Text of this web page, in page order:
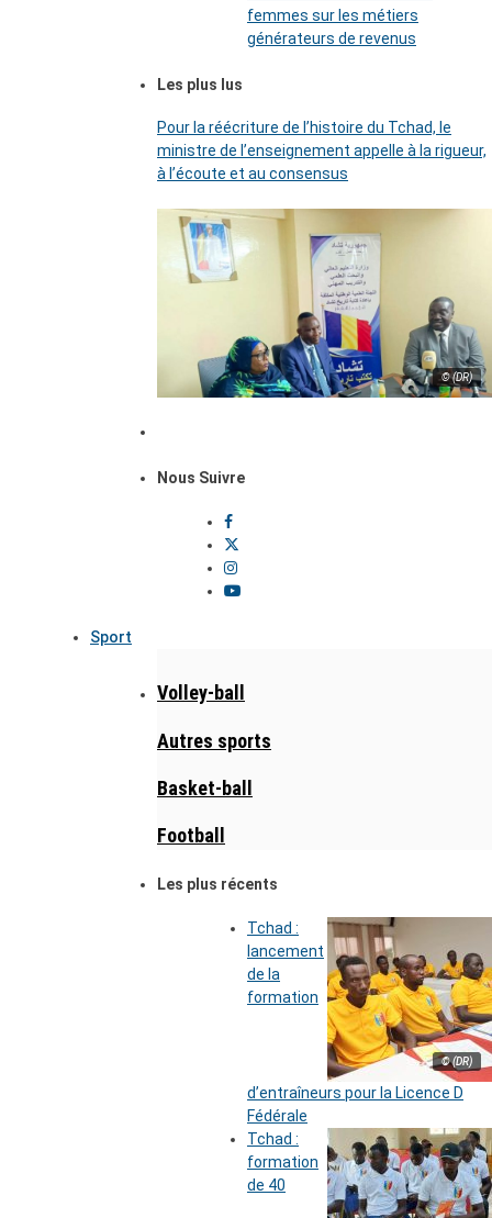
femmes sur les métiers
générateurs de revenus
Les plus lus
Pour la réécriture de l’histoire du Tchad, le
ministre de l’enseignement appelle à la rigueur,
à l’écoute et au consensus
© (DR)
Nous Suivre
Sport
Volley-ball
Autres sports
Basket-ball
Football
Les plus récents
© (DR)
Tchad :
lancement
de la
formation
d’entraîneurs pour la Licence D
Fédérale
Tchad :
formation
de 40